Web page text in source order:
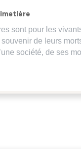
sont pour les
souvenir de leurs
société, de ses